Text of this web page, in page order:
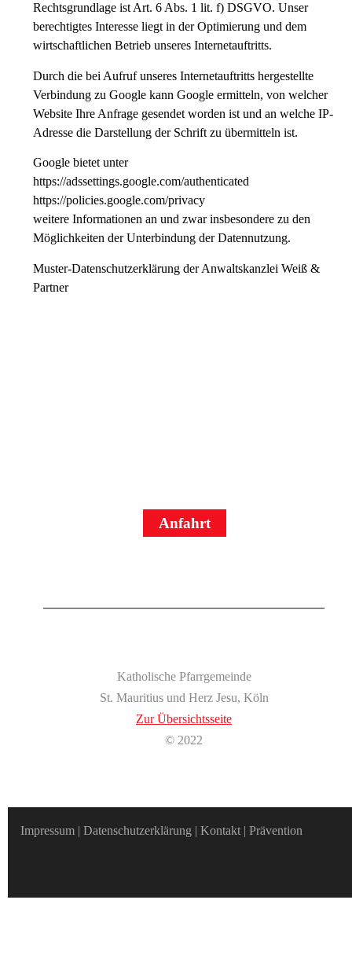
Rechtsgrundlage ist Art. 6 Abs. 1 lit. f) DSGVO. Unser
berechtigtes Interesse liegt in der Optimierung und dem
wirtschaftlichen Betrieb unseres Internetauftritts.
Durch die bei Aufruf unseres Internetauftritts hergestellte
Verbindung zu Google kann Google ermitteln, von welcher
Website Ihre Anfrage gesendet worden ist und an welche IP-
Adresse die Darstellung der Schrift zu übermitteln ist.
Google bietet unter
https://adssettings.google.com/authenticated
https://policies.google.com/privacy
weitere Informationen an und zwar insbesondere zu den
Möglichkeiten der Unterbindung der Datennutzung.
Muster-Datenschutzerklärung der Anwaltskanzlei Weiß &
Partner
Anfahrt
Katholische Pfarrgemeinde
St. Mauritius und Herz Jesu, Köln
Zur Übersichtsseite
© 2022
Impressum | Datenschutzerklärung | Kontakt | Prävention